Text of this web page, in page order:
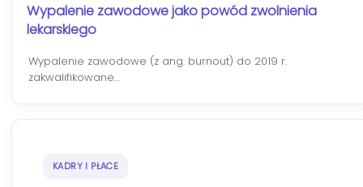
Wypalenie zawodowe jako powód zwolnienia
lekarskiego
Wypalenie zawodowe (z ang. burnout) do 2019 r.
zakwalifikowane…
KADRY I PŁACE